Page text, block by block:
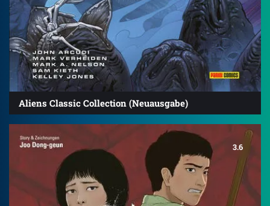
Aliens Classic Collection (Neuausgabe)
3.6